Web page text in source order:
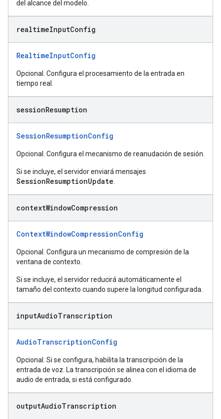
del alcance del modelo.
realtimeInputConfig
RealtimeInputConfig
Opcional. Configura el procesamiento de la entrada en
tiempo real.
sessionResumption
SessionResumptionConfig
Opcional. Configura el mecanismo de reanudación de sesión.
Si se incluye, el servidor enviará mensajes
SessionResumptionUpdate
contextWindowCompression
ContextWindowCompressionConfig
Opcional. Configura un mecanismo de compresión de la
ventana de contexto.
Si se incluye, el servidor reducirá automáticamente el
tamaño del contexto cuando supere la longitud configurada.
inputAudioTranscription
AudioTranscriptionConfig
Opcional. Si se configura, habilita la transcripción de la
entrada de voz. La transcripción se alinea con el idioma de
audio de entrada, si está configurado.
outputAudioTranscription